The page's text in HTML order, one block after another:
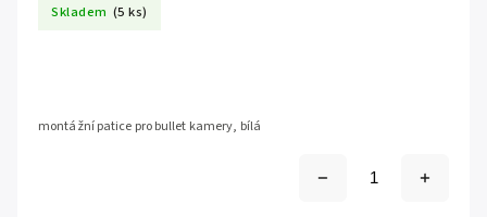
Skladem (5 ks)
montážní patice pro bullet kamery, bílá